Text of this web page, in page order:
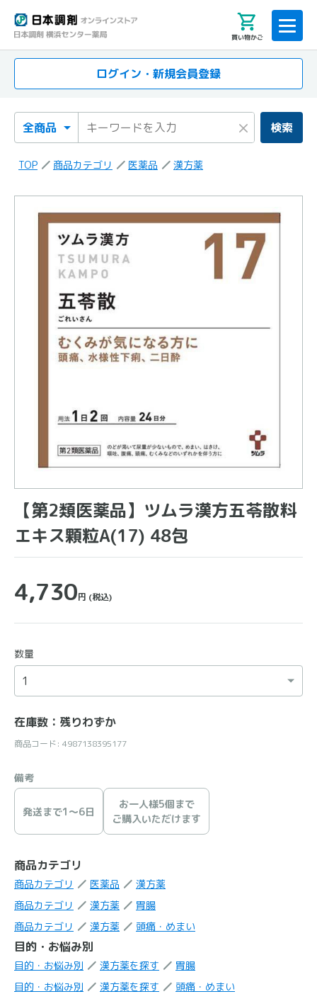
買い物かご
ログイン・新規会員登録
検索カテゴリ
検索キーワード × 検索
TOP 商品カテゴリ 医薬品 漢方薬
【第2類医薬品】ツムラ漢方五苓散料
エキス顆粒A(17) 48包
4,730円 (税込)
数量
在庫数：残りわずか
商品コード: 4987138395177
備考
発送まで1〜6日
お一人様5個まで
ご購入いただけます
商品カテゴリ
商品カテゴリ 医薬品
漢方薬
商品カテゴリ
漢方薬
胃腸
商品カテゴリ
漢方薬 頭痛・めまい
目的・お悩み別
目的・お悩み別 漢方薬を探す
胃腸
目的・お悩み別
漢方薬を探す 頭痛・めまい